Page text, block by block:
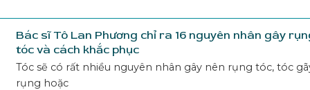
Bác sĩ Tô Lan Phương chỉ ra 16 nguyên nhân gây
tóc và cách khắc phục
Tóc sẽ có rất nhiều nguyên nhân gây nên rụng tóc, tóc
rụng hoặc